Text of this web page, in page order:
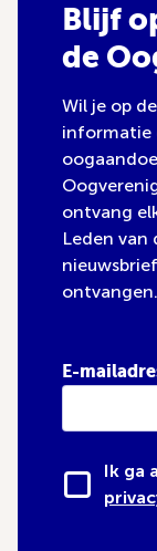
Blijf
de
Wil je op
informatie
ontvang
Leden van
ontvangen.
E-
Ik ga